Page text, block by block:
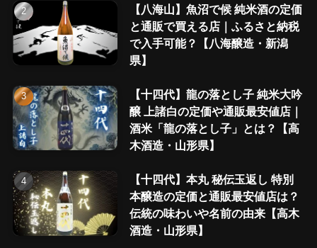
【八海山】魚沼で候 純米酒の定価
と通販で買える店｜ふるさと納税
で入手可能？【八海醸造・新潟
県】
【十四代】龍の落とし子 純米大吟
醸 上諸白の定価や通販最安値店｜
酒米「龍の落とし子」とは？【高
木酒造・山形県】
【十四代】本丸 秘伝玉返し 特別
本醸造の定価と通販最安値店は？
伝統の味わいや名前の由来【高木
酒造・山形県】